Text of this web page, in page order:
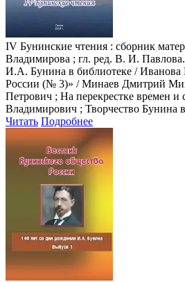
IV Бунинские чтения : сборник
Владимирова ; гл. ред. В. И.
И.А. Бунина в библиотеке / Иванова
России (№ 3)» / Минаев Дмитрий
Петрович ; На перекрестке времен
Владимирович ; Творчество Бунина
Читать Подробнее